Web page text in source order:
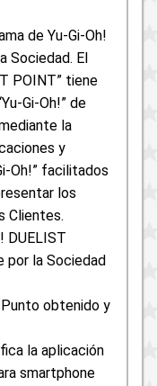
de Yu-Gi-Oh!
Sociedad. El
POINT” tiene
Gi-Oh!” de
la
y
Oh!” facilitados
los
Clientes.
DUELIST
por la Sociedad
obtenido y
la aplicación
smartphone